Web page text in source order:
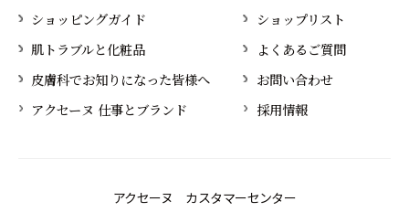
ショッピングガイド
ショップリスト
肌トラブルと化粧品
よくあるご質問
皮膚科でお知りになった皆様へ
お問い合わせ
アクセーヌ 仕事とブランド
採用情報
アクセーヌ カスタマーセンター